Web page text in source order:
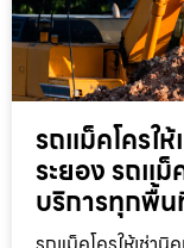
รถแม็คโครใ
ระยอง รถแม็
บริการทุกพื้น